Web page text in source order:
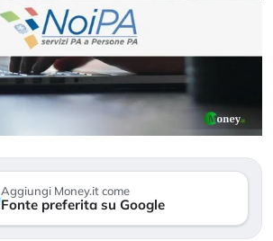
Aggiungi Money.it come
Fonte preferita su Google